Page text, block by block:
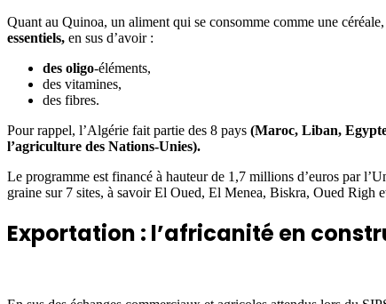
Quant au Quinoa, un aliment qui se consomme comme une
essentiels, en sus d’avoir :
des oligo-éléments,
des vitamines,
des fibres.
Pour rappel, l’Algérie fait partie des 8 pays (Maroc, Liban,
l’agriculture des Nations-Unies).
Le programme est financé à hauteur de 1,7 millions d’euros par
graine sur 7 sites, à savoir El Oued, El Menea, Biskra, Oued Righ
Exportation : l’africanité en